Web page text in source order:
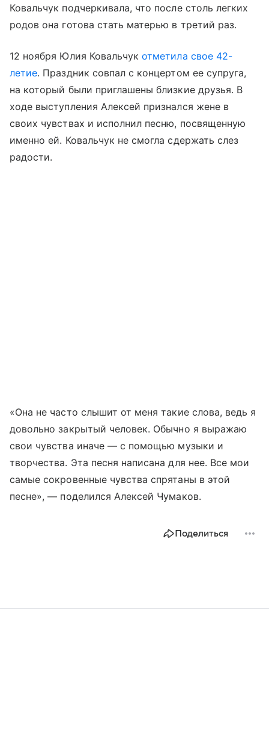
Ковальчук подчеркивала, что после столь легких
родов она готова стать матерью в третий раз.
12 ноября Юлия Ковальчукотметила свое 42-
летие. Праздник совпал с концертом ее супруга,
на который были приглашены близкие друзья. В
ходе выступления Алексей признался жене в
своих чувствах и исполнил песню, посвященную
именно ей. Ковальчук не смогла сдержать слез
радости.
«Она не часто слышит от меня такие слова, ведь я
довольно закрытый человек. Обычно я выражаю
свои чувства иначе — с помощью музыки и
творчества. Эта песня написана для нее. Все мои
самые сокровенные чувства спрятаны в этой
песне», — поделился Алексей Чумаков.
Поделиться